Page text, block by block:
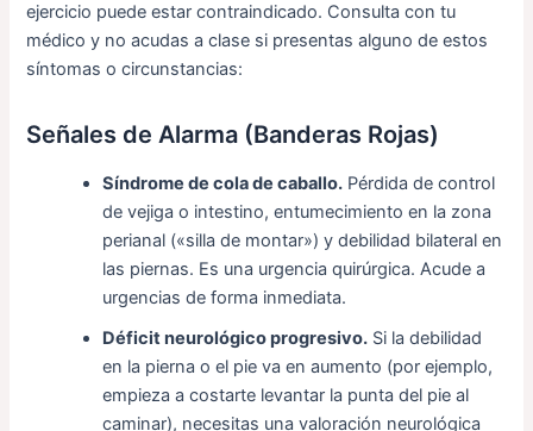
ejercicio puede estar contraindicado. Consulta con tu
médico y no acudas a clase si presentas alguno de estos
síntomas o circunstancias:
Señales de Alarma (Banderas Rojas)
Síndrome de cola de caballo. Pérdida de control
de vejiga o intestino, entumecimiento en la zona
perianal («silla de montar») y debilidad bilateral en
las piernas. Es una urgencia quirúrgica. Acude a
urgencias de forma inmediata.
Déficit neurológico progresivo. Si la debilidad
en la pierna o el pie va en aumento (por ejemplo,
empieza a costarte levantar la punta del pie al
caminar), necesitas una valoración neurológica